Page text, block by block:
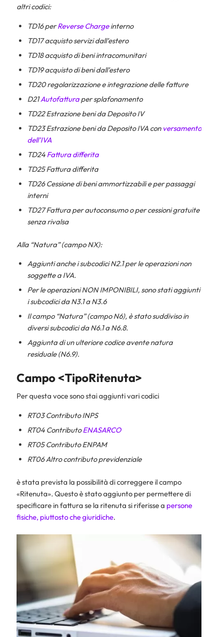
altri codici:
TD16 perReverse Chargeinterno
TD17 acquisto servizi dall’estero
TD18 acquisto di beni intracomunitari
TD19 acquisto di beni dall’estero
TD20 regolarizzazione e integrazione delle fatture
D21Autofatturaper splafonamento
TD22 Estrazione beni da Deposito IV
TD23 Estrazione beni da Deposito IVA con versamento
dell’IVA
TD24Fattura differita
TD25 Fattura differita
TD26 Cessione di beni ammortizzabili e per passaggi
interni
TD27 Fattura per autoconsumo o per cessioni gratuite
senza rivalsa
Alla “Natura” (campo NX):
Aggiunti anche i subcodici N2.1 per le operazioni non
soggette a IVA.
Per le operazioni NON IMPONIBILI, sono stati aggiunti
i subcodici da N3.1 a N3.6
Il campo “Natura” (campo N6), è stato suddiviso in
diversi subcodici da N6.1 a N6.8.
Aggiunta di un ulteriore codice avente natura
residuale (N6.9).
Campo <TipoRitenuta>
Per questa voce sono stai aggiunti vari codici
RT03 Contributo INPS
RT04 ContributoENASARCO
RT05 Contributo ENPAM
RT06 Altro contributo previdenziale
è stata prevista la possibilità di correggere il campo
«Ritenuta». Questo è stato aggiunto per permettere di
specificare in fattura se la ritenuta si riferisse a persone
fisiche, piuttosto che giuridiche.